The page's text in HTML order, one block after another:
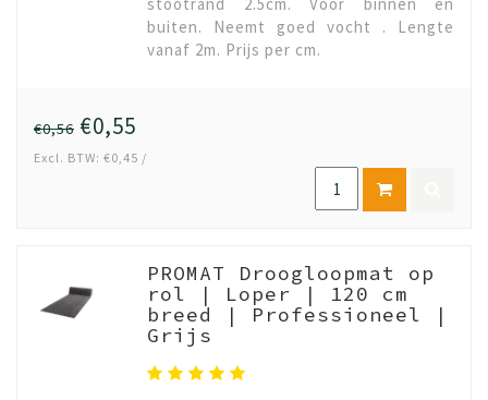
buiten. Neemt goed vocht . Lengte
vanaf 2m. Prijs per cm.
€0,56 €0,55
Excl. BTW: €0,45 /
PROMAT Droogloopmat op
rol | Loper | 120 cm
breed | Professioneel |
Grijs